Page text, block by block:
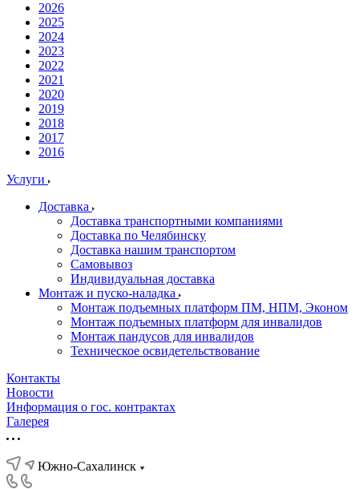
2026
2025
2024
2023
2022
2021
2020
2019
2018
2017
2016
Услуги
Доставка
Доставка транспортными компаниями
Доставка по Челябинску
Доставка нашим транспортом
Самовывоз
Индивидуальная доставка
Монтаж и пуско-наладка
Монтаж подъемных платформ ПМ, НПМ, Эконом
Монтаж подъемных платформ для инвалидов
Монтаж пандусов для инвалидов
Техническое освидетельствование
Контакты
Новости
Информация о гос. контрактах
Галерея
Южно-Сахалинск